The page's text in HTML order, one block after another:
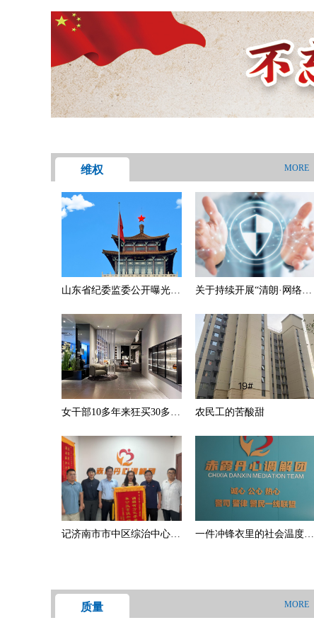
维权 MORE
山东省纪委监委公开曝光5
型问题
关于持续开展“清朗·网络暴
（第154期）
女干部10多年来狂买30多处
川等地！被留置时仍实控20
多处房产，面对纪委她称买
房钱“都是借的”
农民工的苦酸甜
记济南市市中区综治中心赤
物业纠纷
一件冲锋衣里的社会温度：
质量 MORE